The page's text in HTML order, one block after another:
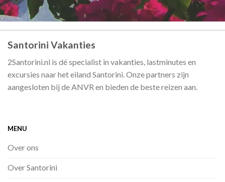
Santorini Vakanties
2Santorini.nl is dé specialist in vakanties, lastminutes en
excursies naar het eiland Santorini. Onze partners zijn
aangesloten bij de ANVR en bieden de beste reizen aan.
MENU
Over ons
Over Santorini